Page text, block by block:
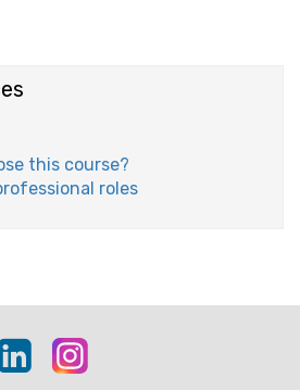
this course?
roles
Youtube Linkedin